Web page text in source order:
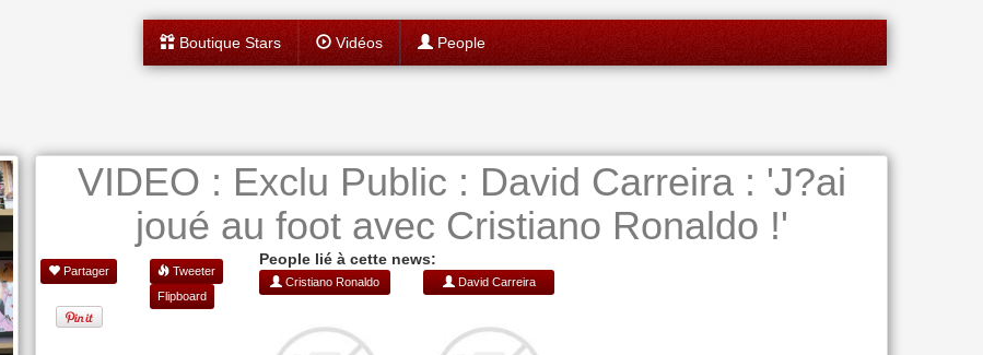
Boutique Stars Vidéos People
VIDEO : Exclu Public : David Carreira : 'J?ai
joué au foot avec Cristiano Ronaldo !'
Partager
Tweeter
Flipboard
People lié à cette news:
Cristiano Ronaldo David Carreira